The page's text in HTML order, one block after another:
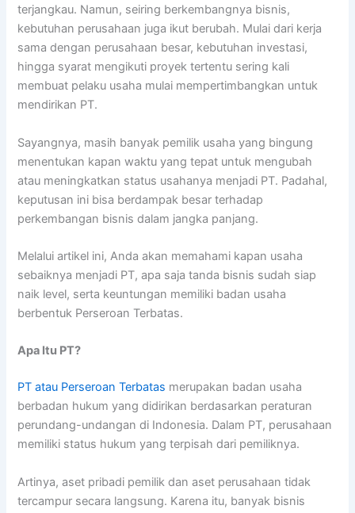
terjangkau. Namun, seiring berkembangnya bisnis,
kebutuhan perusahaan juga ikut berubah. Mulai dari kerja
sama dengan perusahaan besar, kebutuhan investasi,
hingga syarat mengikuti proyek tertentu sering kali
membuat pelaku usaha mulai mempertimbangkan untuk
mendirikan PT.
Sayangnya, masih banyak pemilik usaha yang bingung
menentukan kapan waktu yang tepat untuk mengubah
atau meningkatkan status usahanya menjadi PT. Padahal,
keputusan ini bisa berdampak besar terhadap
perkembangan bisnis dalam jangka panjang.
Melalui artikel ini, Anda akan memahami kapan usaha
sebaiknya menjadi PT, apa saja tanda bisnis sudah siap
naik level, serta keuntungan memiliki badan usaha
berbentuk Perseroan Terbatas.
Apa Itu PT?
PT atau Perseroan Terbatas merupakan badan usaha
berbadan hukum yang didirikan berdasarkan peraturan
perundang-undangan di Indonesia. Dalam PT, perusahaan
memiliki status hukum yang terpisah dari pemiliknya.
Artinya, aset pribadi pemilik dan aset perusahaan tidak
tercampur secara langsung. Karena itu, banyak bisnis